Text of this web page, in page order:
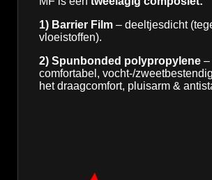
1) Barrier Film – deeltjesdicht
vloeistoffen).
2) Spunbonded polypropylene –
comfortabel, vocht-/
het draagcomfort, pluisarm &